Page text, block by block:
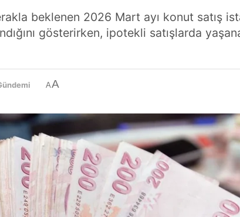
beklenen 2026 Mart ayı konut satış
gösterirken, ipotekli satışlarda
AA